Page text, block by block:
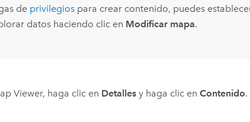
de privilegiospara crear contenido, puedes
datos haciendo clic en Modificar mapa.
Viewer, haga clic en Detalles y haga clic enContenido.